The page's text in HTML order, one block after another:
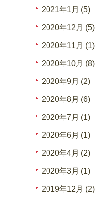
2021年1月 (5)
2020年12月 (5)
2020年11月 (1)
2020年10月 (8)
2020年9月 (2)
2020年8月 (6)
2020年7月 (1)
2020年6月 (1)
2020年4月 (2)
2020年3月 (1)
2019年12月 (2)